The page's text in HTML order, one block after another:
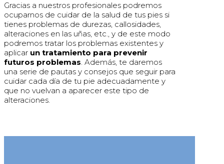
Gracias a nuestros profesionales podremos
ocuparnos de cuidar de la salud de tus pies si
tienes problemas de durezas, callosidades,
alteraciones en las uñas, etc., y de este modo
podremos tratar los problemas existentes y
aplicar un tratamiento para prevenir
futuros problemas. Además, te daremos
una serie de pautas y consejos que seguir para
cuidar cada día de tu pie adecuadamente y
que no vuelvan a aparecer este tipo de
alteraciones.